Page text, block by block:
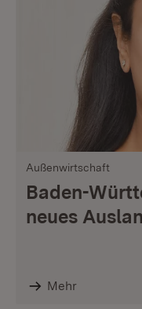
Außenwirtschaft
Baden-
neues
Mehr